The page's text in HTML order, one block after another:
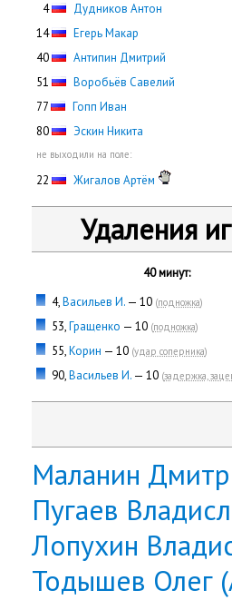
4
Дудников Антон
14
Егерь Макар
40
Антипин Дмитрий
51
Воробьёв Савелий
77
Гопп Иван
80
Эскин Никита
не выходили на поле:
22 Жигалов Артём
Удаления
40 минут:
4,Васильев И. — 10 (подножка)
53,Гращенко — 10 (подножка)
55,Корин — 10 (удар соперника)
90,Васильев И. — 10 (задержка,
Маланин
Пугаев
Лопухин
Тодышев Олег